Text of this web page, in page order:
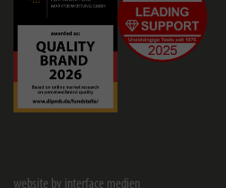
website by interface medien